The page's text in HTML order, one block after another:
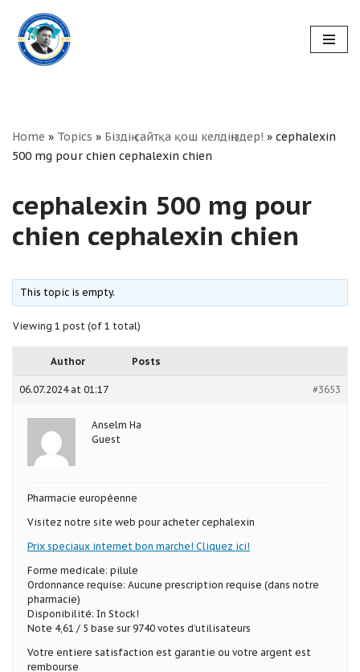
Skip
to
Home » Topics » Біздің сайтқа қош келдіңіздер! » cephalexin
500 mg pour chien cephalexin chien
cephalexin 500 mg pour
chien cephalexin chien
This topic is empty.
Viewing 1 post (of 1 total)
Author Posts
06.07.2024 at 01:17 #3653
Anselm Ha
Guest
Pharmacie européenne
Visitez notre site web pour acheter cephalexin
Prix speciaux internet bon marche! Cliquez ici!
Forme medicale: pilule
Ordonnance requise: Aucune prescription requise (dans notre
pharmacie)
Disponibilité: In Stock!
Note 4,61 / 5 base sur 9740 votes d’utilisateurs
Votre entiere satisfaction est garantie ou votre argent est
rembourse